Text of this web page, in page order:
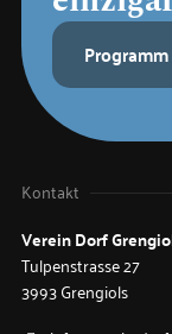
Programm
Kontakt
Verein Dorf
Tulpenstrasse 27
3993 Grengiols